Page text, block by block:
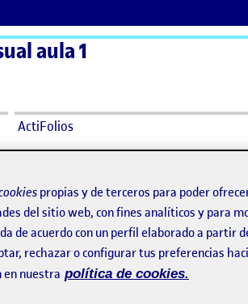
aula 1
ActiFolios
va al cine.
Julia va al cine.
Julia va al cine.
propias y de terceros para poder
del sitio web, con fines analíticos y para
de acuerdo con un perfil elaborado a partir
rechazar o configurar tus preferencias
en nuestra política de cookies.